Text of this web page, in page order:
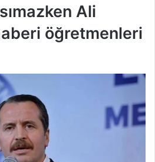
Ali
öğretmenleri